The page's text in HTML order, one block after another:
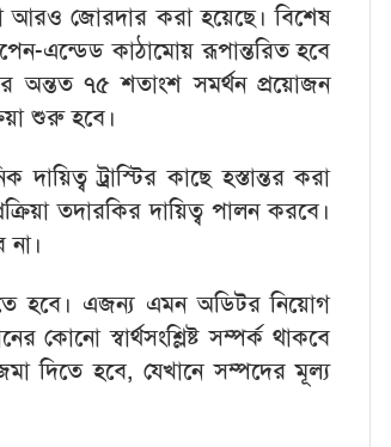
আরও জোরদার করা হয়েছে। বিশেষ
এন্ডেড কাঠামোয় রূপান্তরিত হবে
অন্তত ৭৫ শতাংশ সমর্থন প্রয়োজন
শুরু হবে।
ট্রাস্টির কাছে হস্তান্তর করা
তদারকির দায়িত্ব পালন করবে।
হবে। এজন্য এমন অডিটর নিয়োগ
কোনো স্বার্থসংশ্লিষ্ট সম্পর্ক থাকবে
দিতে হবে, যেখানে সম্পদের মূল্য